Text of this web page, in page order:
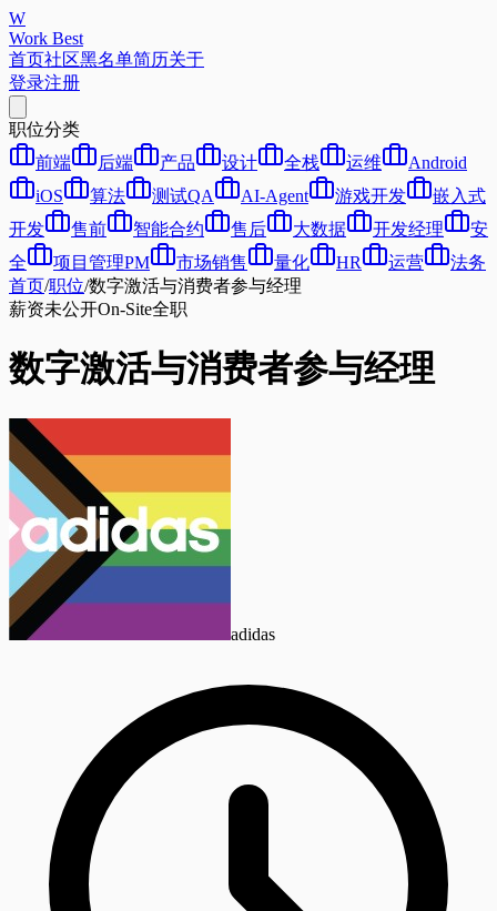
W
Work Best
首页社区黑名单简历关于
登录注册
职位分类
前端
后端 产品 设计 全栈 运维
Android
iOS
算法 测试QA AI-Agent 游戏开发
嵌入式
开发
售前 智能合约 售后 大数据 开发经理
安
全
项目管理PM 市场销售 量化 HR 运营
法务
首页/职位/数字激活与消费者参与经理
薪资未公开On-Site全职
数字激活与消费者参与经理
adidas